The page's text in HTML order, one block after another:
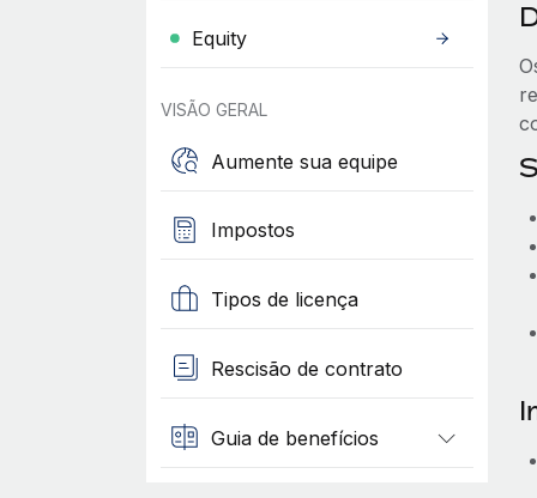
Equity
VISÃO GERAL
Aumente sua equipe
Impostos
Tipos de licença
Rescisão de contrato
Guia de benefícios